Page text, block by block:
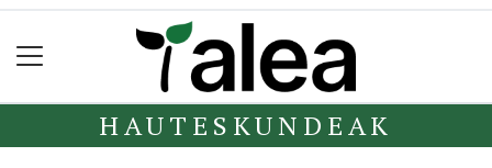
HAUTESKUNDEAK